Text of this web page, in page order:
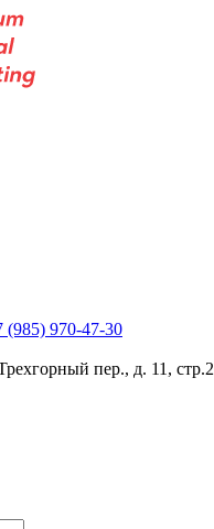
(985) 970-47-30
пер., д. 11, стр.2